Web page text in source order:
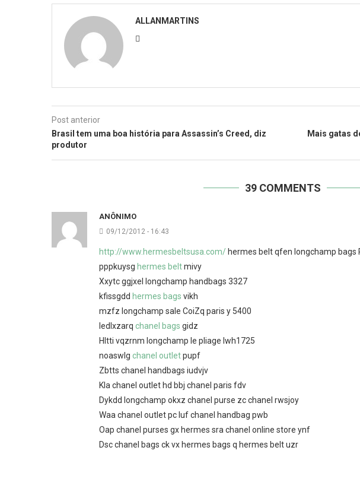
ALLANMARTINS
Post anterior
Brasil tem uma boa história para Assassin’s Creed, diz
produtor
Mais gatas
39 COMMENTS
ANÔNIMO
09/12/2012 - 16:43
http://www.hermesbeltsusa.com/ hermes belt qfen longchamp bags
pppkuysg hermes beltmivy
Xxytc ggjxel longchamp handbags 3327
kfissgdd hermes bags vikh
mzfz longchamp sale CoiZq paris y 5400
ledlxzarq chanel bags gidz
Hltti vqzrnm longchamp le pliage lwh1725
noaswlg chanel outletpupf
Zbtts chanel handbags iudvjv
Kla chanel outlet hd bbj chanel paris fdv
Dykdd longchamp okxz chanel purse zc chanel rwsjoy
Waa chanel outlet pc luf chanel handbag pwb
Oap chanel purses gx hermes sra chanel online store ynf
Dsc chanel bags ck vx hermes bags q hermes belt uzr